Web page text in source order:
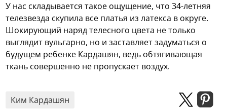
У нас складывается такое ощущение, что 34-летняя
телезвезда скупила все платья из латекса в округе.
Шокирующий наряд телесного цвета не только
выглядит вульгарно, но и заставляет задуматься о
будущем ребенке Кардашян, ведь обтягивающая
ткань совершенно не пропускает воздух.
Ким Кардашян